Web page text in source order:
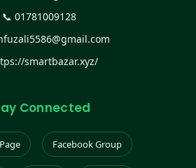
📞 01781009128
smartbazar.xyz/
Connected
Facebook Group